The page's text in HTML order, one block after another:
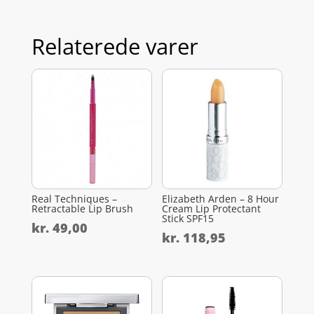
Relaterede varer
Real Techniques –
Retractable Lip Brush
kr.49,00
Elizabeth Arden – 8 Hour
Cream Lip Protectant
Stick SPF15
kr. 118,95